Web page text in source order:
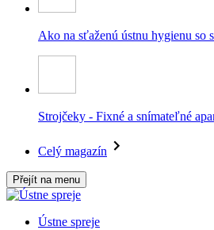
Ako na sťaženú ústnu hygienu so
Strojčeky - Fixné a snímateľné
Celý magazín
Přejít na menu
Ústne spreje